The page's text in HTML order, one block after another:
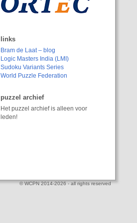
links
Bram de Laat – blog
Logic Masters India (LMI)
Sudoku Variants Series
World Puzzle Federation
puzzel archief
Het puzzel archief is alleen voor
leden!
© WCPN 2014-2026 - all rights reserved